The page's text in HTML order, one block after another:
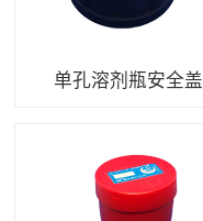
单孔溶剂瓶安全盖